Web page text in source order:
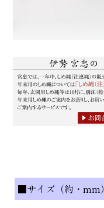
■サイズ（約・mm）